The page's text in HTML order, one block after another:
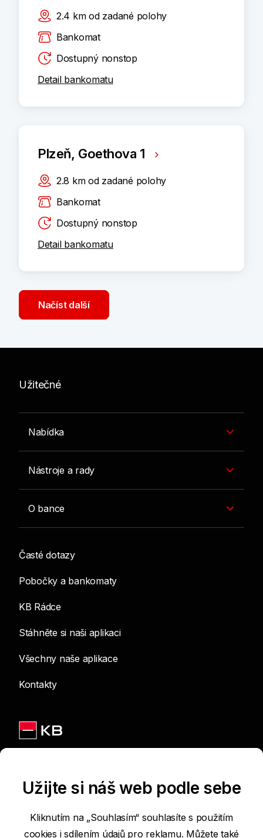
2.4 km od zadané polohy
Bankomat
Dostupný nonstop
Detail bankomatu
Plzeň, Goethova 1
2.8 km od zadané polohy
Bankomat
Dostupný nonstop
Detail bankomatu
Načíst další
Užitečné
Nabídka
Nástroje a rady
O bance
Časté dotazy
Pobočky a bankomaty
KB Rádce
Stáhněte si naši aplikaci
Všechny naše aplikace
Kontakty
Užijte si náš web podle sebe
Kliknutím na „Souhlasím“ souhlasíte s použitím
cookies i sdílením údajů pro reklamu. Můžete také